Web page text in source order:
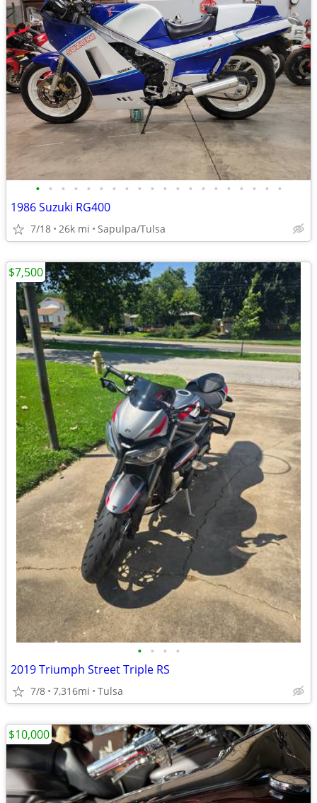
• • • • • • • • • • • • • • • • • • • •
1986 Suzuki RG400
7/18 26k mi Sapulpa/Tulsa
• • • •
2019 Triumph Street Triple RS
7/8 7,316mi Tulsa
$7,500
$10,000